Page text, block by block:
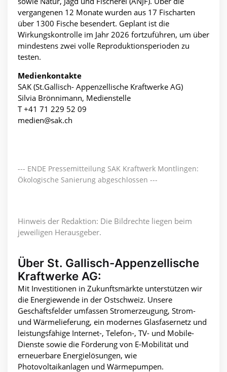
vergangenen 12 Monate wurden aus 17 Fischarten
über 1300 Fische besendert. Geplant ist die
Wirkungskontrolle im Jahr 2026 fortzuführen, um über
mindestens zwei volle Reproduktionsperioden zu
testen.
Medienkontakte
SAK (St.Gallisch- Appenzellische Kraftwerke AG)
Silvia Brönnimann, Medienstelle
T +41 71 229 52 09
medien@sak.ch
--- ENDE Pressemitteilung SAK Kraftwerk Montlingen:
Ökologische Sanierung abgeschlossen ---
Hinweis der Redaktion: Die Bildrechte liegen beim
jeweiligen Herausgeber.
Über St. Gallisch-Appenzellische
Kraftwerke AG:
Mit Investitionen in Zukunftsmärkte unterstützen wir
die Energiewende in der Ostschweiz. Unsere
Geschäftsfelder umfassen Stromerzeugung, Strom-
und Wärmelieferung, ein modernes Glasfasernetz und
leistungsfähige Internet-, Telefon-, TV- und Mobile-
Dienste sowie die Förderung von E-Mobilität und
erneuerbare Energielösungen, wie
Photovoltaikanlagen und Wärmepumpen.